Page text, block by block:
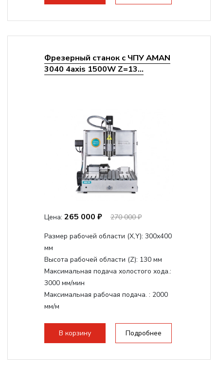
Фрезерный станок с ЧПУ AMAN
3040 4axis 1500W Z=13...
Цена: 265 000 ₽ 270 000 ₽
Размер рабочей области (Х,Y): 300x400
мм
Высота рабочей области (Z): 130 мм
Максимальная подача холостого хода.:
3000 мм/мин
Максимальная рабочая подача. : 2000
мм/м
стандартно:Т-слот
Цанговый патрон:ER11
В корзину Подробнее